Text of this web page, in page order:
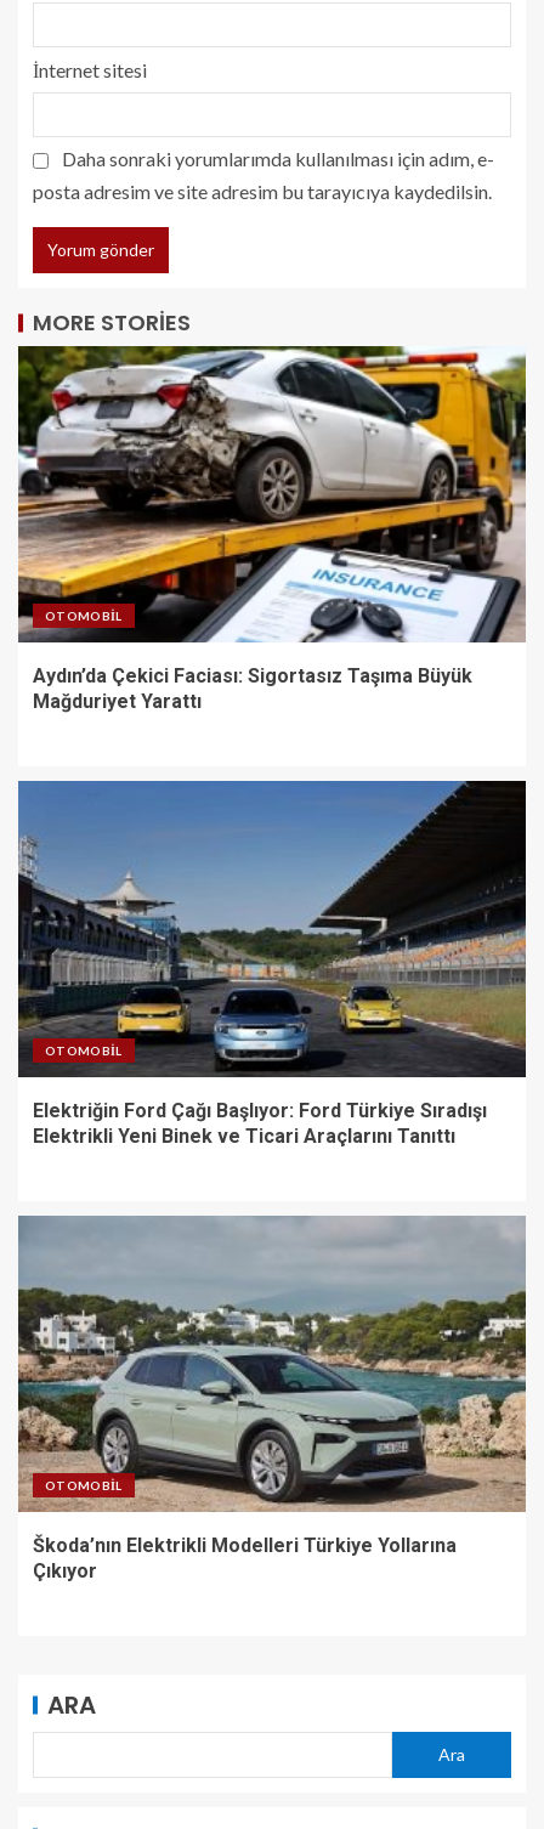
İnternet sitesi
Daha sonraki yorumlarımda kullanılması için adım, e-
posta adresim ve site adresim bu tarayıcıya kaydedilsin.
MORE STORIES
OTOMOBIL
Aydın’da Çekici Faciası: Sigortasız Taşıma Büyük
Mağduriyet Yarattı
OTOMOBIL
Elektriğin Ford Çağı Başlıyor: Ford Türkiye Sıradışı
Elektrikli Yeni Binek ve Ticari Araçlarını Tanıttı
OTOMOBIL
Škoda’nın Elektrikli Modelleri Türkiye Yollarına
Çıkıyor
ARA
Ara